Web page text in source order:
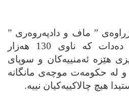
” ماف و دادپه‌رو‌ه‌ری ”
له‌ ئه‌فغانستان پیشان ده‌دات که‌ ناوی 130 هه‌زار
هێزه‌ ئه‌منییه‌کان و سوپای
و له‌ حکومه‌ت موچه‌ی مانگانه‌
هیچ چالاکییه‌کیان نییه‌.